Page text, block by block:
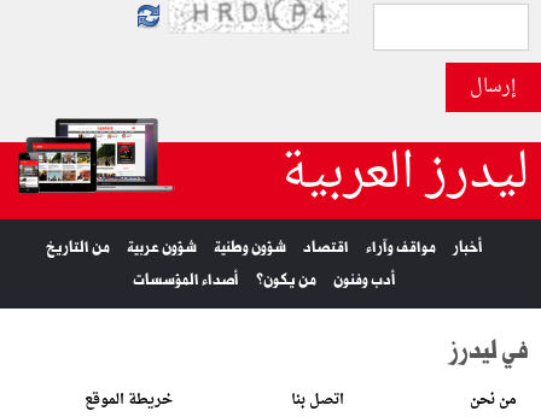
إرسال
ليدرز العربية
أخبار مواقف وآراء اقتصاد شؤون وطنية شؤون عربية
من التاريخ
أدب وفنون
من يكون؟ أصداء المؤسسات
في ليدرز
من نحن اتصل بنا خريطة الموقع